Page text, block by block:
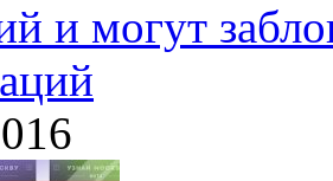
и могут